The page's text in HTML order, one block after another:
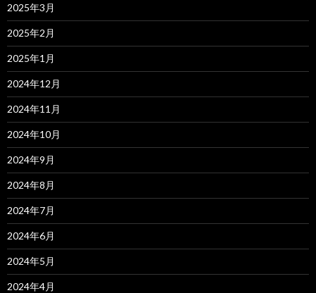
2025年3月
2025年2月
2025年1月
2024年12月
2024年11月
2024年10月
2024年9月
2024年8月
2024年7月
2024年6月
2024年5月
2024年4月